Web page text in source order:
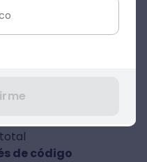
Openbook,
como factor
de código